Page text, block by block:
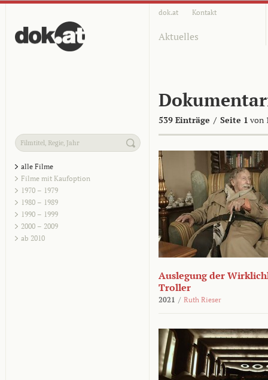
dok.at Kontakt
Aktuelles
539 Einträge / Seite 1 von
alle Filme
Filme mit Kaufoption
1970 – 1979
1980 – 1989
1990 – 1999
2000 – 2009
ab 2010
Auslegung der
Troller
2021 / Ruth Rieser